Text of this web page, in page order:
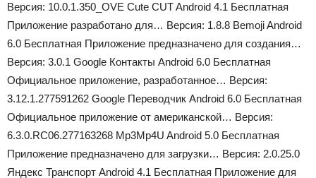
Версия: 10.0.1.350_OVE Cute CUT Android 4.1 Бесплатная
Приложение разработано для… Версия: 1.8.8 Bemoji Android
6.0 Бесплатная Приложение предназначено для создания…
Версия: 3.0.1 Google Контакты Android 6.0 Бесплатная
Официальное приложение, разработанное… Версия:
3.12.1.277591262 Google Переводчик Android 6.0 Бесплатная
Официальное приложение от американской… Версия:
6.3.0.RC06.277163268 Mp3Mp4U Android 5.0 Бесплатная
Приложение предназначено для загрузки… Версия: 2.0.25.0
Яндекс Транспорт Android 4.1 Бесплатная Приложение для